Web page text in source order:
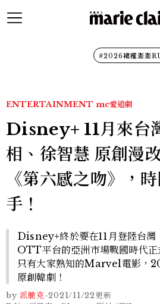
#2026裙襬澎澎
ENTERTAINMENT mc愛追劇
Disney+ 11月來台
相、徐智慧 原創漫
《第六感之吻》，
手！
Disney+終於要在11月登陸台灣
OTT平台的亞洲市場戰國時代
只有大家熟知的Marvel電影，
原創韓劇！
by 派脆克-2021/11/22更新